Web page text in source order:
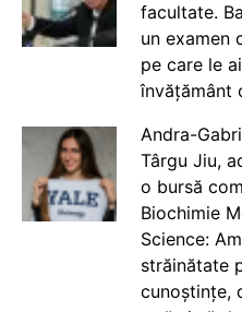
facultate.
un examen
pe care le
învățământ
Andra-
Târgu Jiu,
o bursă
Biochimie
Science:
străinătate
cunoștințe,